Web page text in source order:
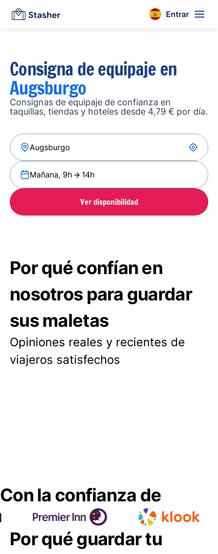
Entrar
Consigna de equipaje en
Augsburgo
Consignas de equipaje de confianza en
taquillas, tiendas y hoteles desde 4,79 € por día.
Mañana, 9h 14h
Ver disponibilidad
Por qué confían en
nosotros para guardar
sus maletas
Opiniones reales y recientes de
viajeros satisfechos
Con la confianza de
Por qué guardar tu